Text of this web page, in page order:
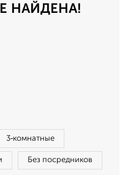
НАЙДЕНА!
3‑комнатные
Без посредников